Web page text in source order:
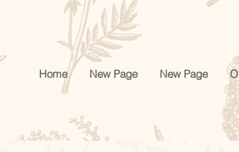
tZUREZFJl4sA
Home New Page New Page